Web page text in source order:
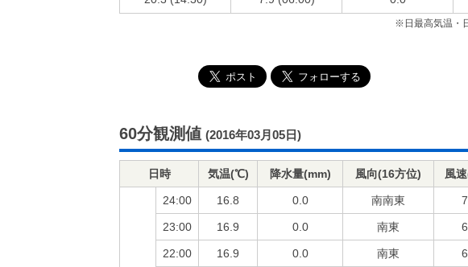
※日最高気温・
60分観測値 (2016年03月05日)
日時 気温(℃) 降水量(mm) 風向(16方位) 風
24:00 16.8 0.0 南南東
23:00 16.9 0.0 南東
22:00 16.9 0.0 南東